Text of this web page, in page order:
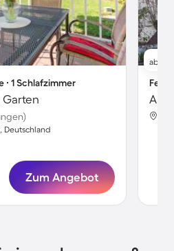
∙ 1 Schlafzimmer
Deutschland
Zum Angebot
ab